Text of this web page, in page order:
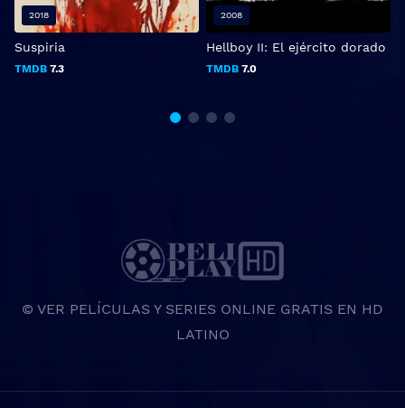
Suspiria
TMDB 7.3
2018
Hellboy II: El ejército dorado
TMDB 7.0
2008
© VER PELÍCULAS Y SERIES ONLINE GRATIS EN HD
LATINO